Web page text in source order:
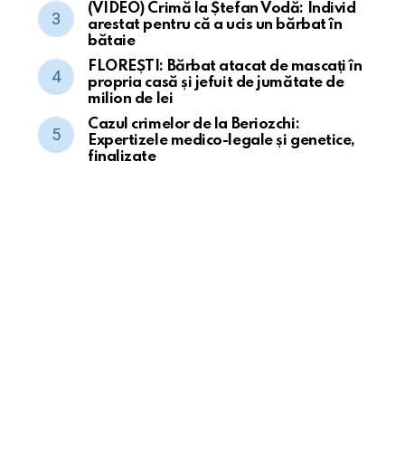
(VIDEO) Crimă la Ștefan Vodă: Individ
arestat pentru că a ucis un bărbat în
bătaie
FLOREȘTI: Bărbat atacat de mascați în
propria casă și jefuit de jumătate de
milion de lei
Cazul crimelor de la Beriozchi:
Expertizele medico-legale și genetice,
finalizate